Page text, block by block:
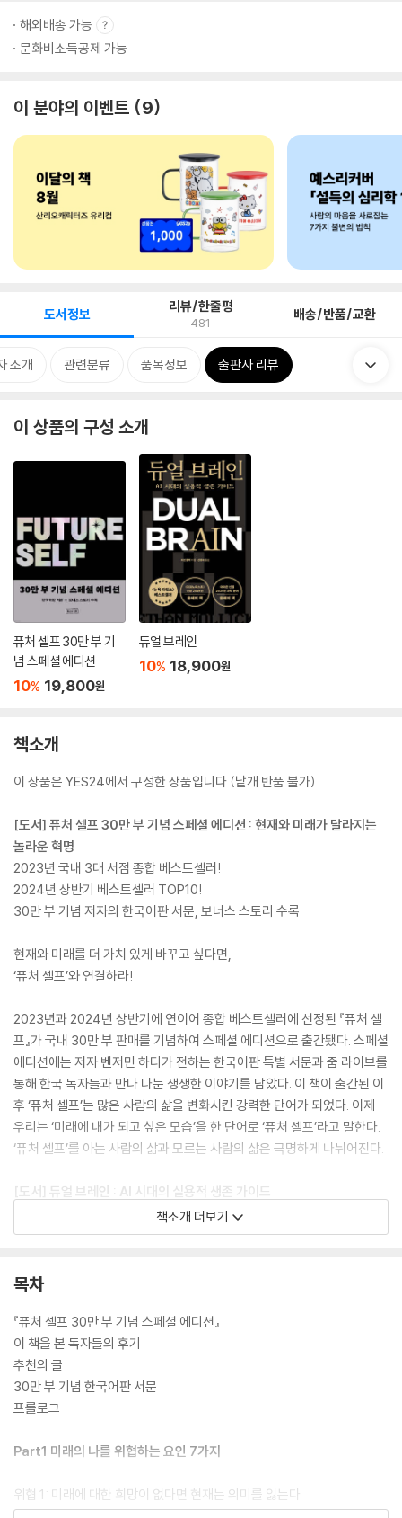
해외배송 가능
문화비소득공제 가능
이 분야의 이벤트 9
도서정보 리뷰/한줄평
481 배송/반품/교환
소개 관련분류 품목정보 출판사 리뷰
이 상품의 구성 소개
퓨처 셀프 30만 부 기
념 스페셜 에디션
10% 19,800원
듀얼 브레인
10% 18,900원
책소개
이 상품은 YES24에서 구성한 상품입니다.(낱개 반품 불가).
[도서] 퓨처 셀프 30만 부 기념 스페셜 에디션 : 현재와 미래가 달라지는
놀라운 혁명
2023년 국내 3대 서점 종합 베스트셀러!
2024년 상반기 베스트셀러 TOP10!
30만 부 기념 저자의 한국어판 서문, 보너스 스토리 수록
현재와 미래를 더 가치 있게 바꾸고 싶다면,
‘퓨처 셀프’와 연결하라!
2023년과 2024년 상반기에 연이어 종합 베스트셀러에 선정된 『퓨처 셀
프』가 국내 30만 부 판매를 기념하여 스페셜 에디션으로 출간됐다. 스페셜
에디션에는 저자 벤저민 하디가 전하는 한국어판 특별 서문과 줌 라이브를
통해 한국 독자들과 만나 나눈 생생한 이야기를 담았다. 이 책이 출간된 이
후 ‘퓨처 셀프’는 많은 사람의 삶을 변화시킨 강력한 단어가 되었다. 이제
우리는 ‘미래에 내가 되고 싶은 모습’을 한 단어로 ‘퓨처 셀프’라고 말한다.
‘퓨처 셀프’를 아는 사람의 삶과 모르는 사람의 삶은 극명하게 나뉘어진다.
[도서] 듀얼 브레인 : AI 시대의 실용적 생존 가이드
*** 〈뉴욕 타임스〉 베스트셀러
*** 〈이코노미스트〉 선정 2024년 올해의 책
선 몰릭은 〈타임〉에서 선정한 ‘인공지능 분야에서 가장 영향력 있는 인물’
중 한 명이다. 여러 AI 기업에 자문을 제공하고, 와튼 스쿨에서 교육에 AI
활용을 접목하는 등 다양한 영역에서 영향력을 발휘하고 있다. 그런 저자
가 생성형 AI를 둘러싼 모든 것에 관한 최고의 책을 집필했다. 이 책은 AI를
둘러싼 장밋빛 미래와 종말론의 소음을 뚫고, AI라는 동료와 함께 새로운
챗GPT를 비롯한 LLM의 특징과 한계에 관해 명확히 알려 주고, AI를 실용
를 어떻게 바꿀 수 있을지, 그 가능성을 전문적인 시각에서 분석한다.
책소개 더보기
목차
『퓨처 셀프 30만 부 기념 스페셜 에디션』
이 책을 본 독자들의 후기
추천의 글
30만 부 기념 한국어판 서문
프롤로그
Part1 미래의 나를 위협하는 요인 7가지
위협 1: 미래에 대한 희망이 없다면 현재는 의미를 잃는다